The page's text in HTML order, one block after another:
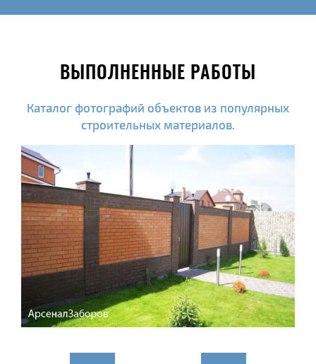
ВЫПОЛНЕННЫЕ РАБОТЫ
Каталог фотографий объектов из популярных
строительных материалов.